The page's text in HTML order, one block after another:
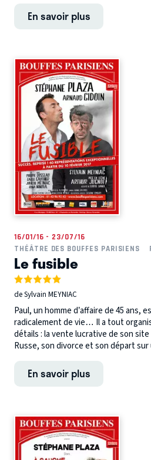
En savoir plus
16/01/16 - 23/07/16
THÉÂTRE DES BOUFFES PARISIENS
Le fusible
de Sylvain MEYNIAC
Paul, un homme d’affaire de 45 ans,
radicalement de vie… Il a tout
détails : la vente lucrative de son
Russe, son divorce et son départ sur
En savoir plus